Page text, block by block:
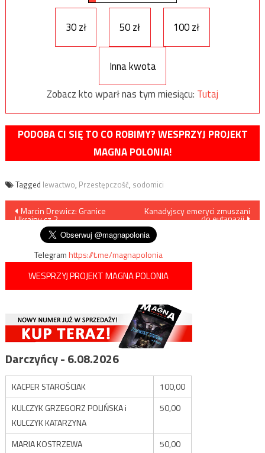
30 zł 50 zł 100 zł
Inna kwota
Zobacz kto wparł nas tym miesiącu: Tutaj
PODOBA CI SIĘ TO CO ROBIMY? WESPRZYJ PROJEKT
MAGNA POLONIA!
Tagged lewactwo, Przestępczość, sodomici
Nawigacja
wpisu
Marcin Drewicz: Granice
Ukrainy cz.2
Kanadyjscy emeryci zmuszani
do eutanazji
Telegramhttps://t.me/magnapolonia
WESPRZYJ PROJEKT MAGNA POLONIA
Darczyńcy - 6.08.2026
KACPER STAROŚCIAK
100,00
KULCZYK GRZEGORZ POLIŃSKA i
KULCZYK KATARZYNA
50,00
MARIA KOSTRZEWA 50,00